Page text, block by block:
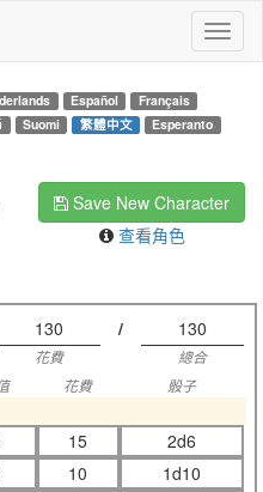
Español
Français
Suomi 繁體中文
Esperanto
Save New Character
查看角色
130 / 130
花費
總合
花費 骰子
15
2d6
10
1d10